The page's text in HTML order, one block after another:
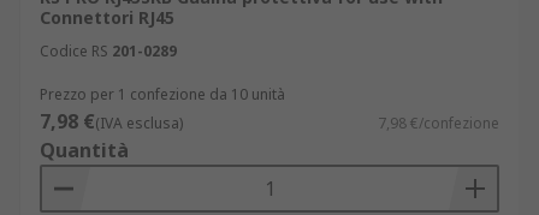
Connettori RJ45
Codice RS 201-0289
Prezzo per 1 confezione da 10 unità
7,98 €(IVA esclusa) 7,98 €/confezione
Quantità